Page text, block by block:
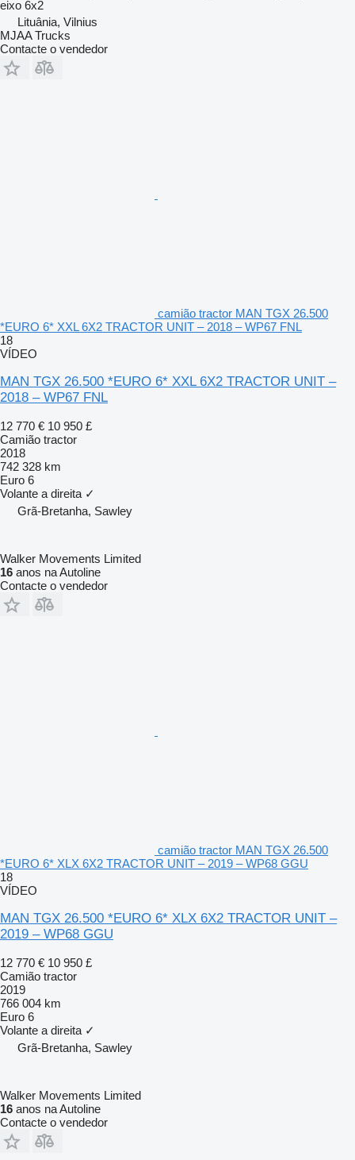
eixo 6x2
Lituânia, Vilnius
MJAA Trucks
Contacte o vendedor
camião tractor MAN TGX 26.500
*EURO 6* XXL 6X2 TRACTOR UNIT – 2018 – WP67 FNL
18
VÍDEO
MAN TGX 26.500 *EURO 6* XXL 6X2 TRACTOR UNIT –
2018 – WP67 FNL
12 770 € 10 950 £
Camião tractor
2018
742 328 km
Euro 6
Volante a direita ✓
Grã-Bretanha, Sawley
Walker Movements Limited
16 anos na Autoline
Contacte o vendedor
camião tractor MAN TGX 26.500
*EURO 6* XLX 6X2 TRACTOR UNIT – 2019 – WP68 GGU
18
VÍDEO
MAN TGX 26.500 *EURO 6* XLX 6X2 TRACTOR UNIT –
2019 – WP68 GGU
12 770 € 10 950 £
Camião tractor
2019
766 004 km
Euro 6
Volante a direita ✓
Grã-Bretanha, Sawley
Walker Movements Limited
16 anos na Autoline
Contacte o vendedor